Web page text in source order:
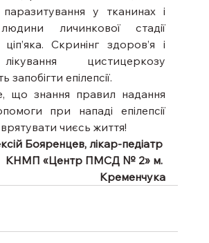
у тканинах і
личинкової стадії
Скринінг здоров’я і
цистицеркозу
епілепсії.
що знання правил надання
при нападі епілепсії
чиєсь життя!
Бояренцев, лікар-педіатр
КНМП «Центр ПМСД № 2» м.
Кременчука